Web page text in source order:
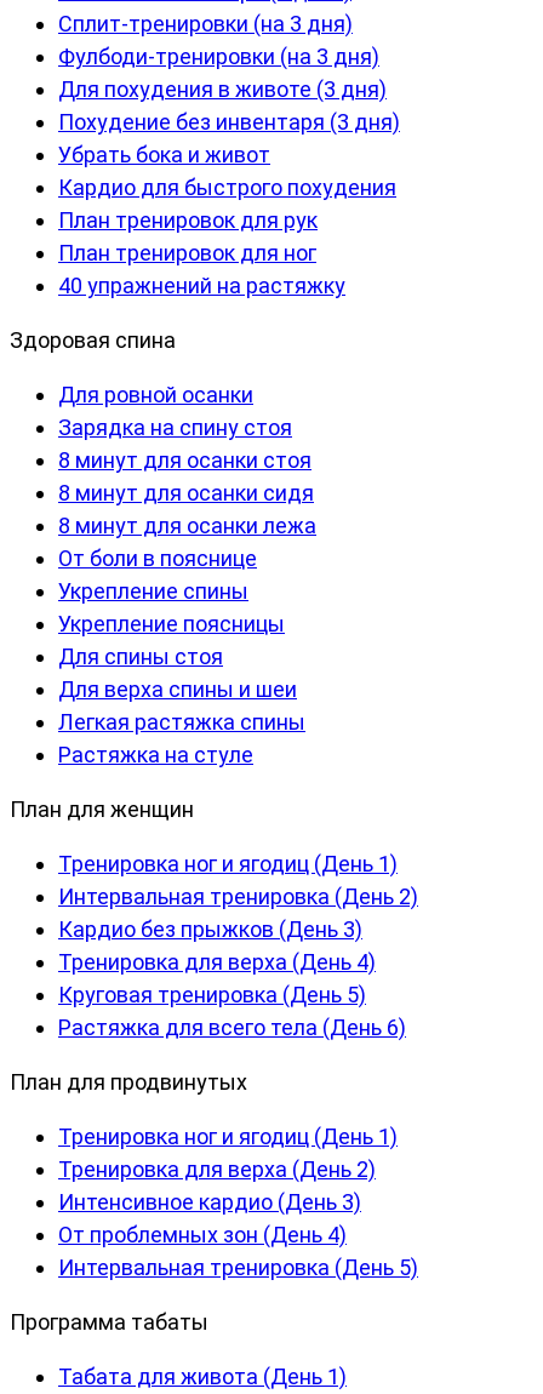
Сплит-тренировки (на 3 дня)
Фулбоди-тренировки (на 3 дня)
Для похудения в животе (3 дня)
Похудение без инвентаря (3 дня)
Убрать бока и живот
Кардио для быстрого похудения
План тренировок для рук
План тренировок для ног
40 упражнений на растяжку
Здоровая спина
Для ровной осанки
Зарядка на спину стоя
8 минут для осанки стоя
8 минут для осанки сидя
8 минут для осанки лежа
От боли в пояснице
Укрепление спины
Укрепление поясницы
Для спины стоя
Для верха спины и шеи
Легкая растяжка спины
Растяжка на стуле
План для женщин
Тренировка ног и ягодиц (День 1)
Интервальная тренировка (День 2)
Кардио без прыжков (День 3)
Тренировка для верха (День 4)
Круговая тренировка (День 5)
Растяжка для всего тела (День 6)
План для продвинутых
Тренировка ног и ягодиц (День 1)
Тренировка для верха (День 2)
Интенсивное кардио (День 3)
От проблемных зон (День 4)
Интервальная тренировка (День 5)
Программа табаты
Табата для живота (День 1)